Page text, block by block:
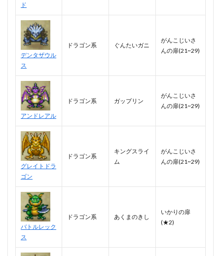
ド
デンタザウル
ス
ドラゴン系 ぐんたいガニ
がんこじいさ
んの扉(21~29)
アンドレアル
ドラゴン系 ガップリン
がんこじいさ
んの扉(21~29)
グレイトドラ
ゴン
ドラゴン系
キングスライ
ム
がんこじいさ
んの扉(21~29)
バトルレック
ス
ドラゴン系 あくまのきし
いかりの扉
(★2)